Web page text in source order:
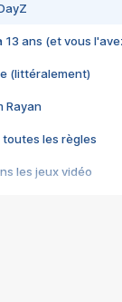
13 ans (et vous
(littéralement)
Rayan
toutes les règles
les jeux vidéo